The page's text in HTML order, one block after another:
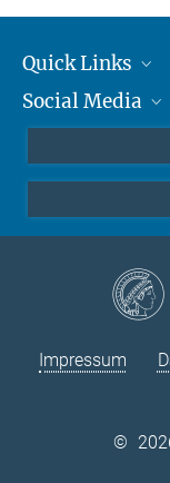
Quick Links
Student*innen/
Social Media
Bluesky
YouTube
Impressum
©